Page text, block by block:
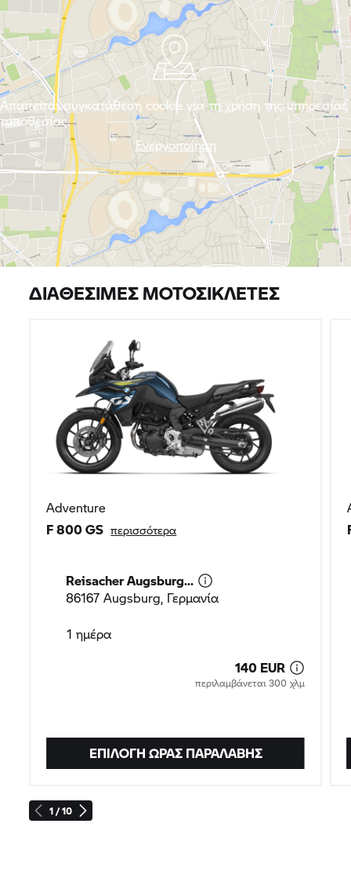
Απαιτείται συγκατάθεση cookie για τη χρήση της υπηρεσίας
τοποθεσίας.
Ενεργοποίηση
ΔΙΑΘΈΣΙΜΕΣ ΜΟΤΟΣΙΚΛΈΤΕΣ
1 / 10
ΕΠΙΛΟΓΉ ΏΡΑΣ ΠΑΡΑΛΑΒΉΣ
Adventure
F 800 GS περισσότερα
Reisacher Augsburg...
86167 Augsburg, Γερμανία
1 ημέρα
140 EUR
περιλαμβάνεται 300 χλμ